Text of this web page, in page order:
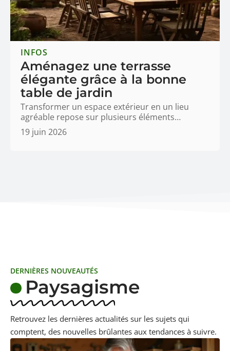
INFOS
Aménagez une terrasse
élégante grâce à la bonne
table de jardin
Transformer un espace extérieur en un lieu
agréable repose sur plusieurs éléments…
19 juin 2026
DERNIÈRES NOUVEAUTÉS
Paysagisme
Retrouvez les dernières actualités sur les sujets qui
comptent, des nouvelles brûlantes aux tendances à suivre.